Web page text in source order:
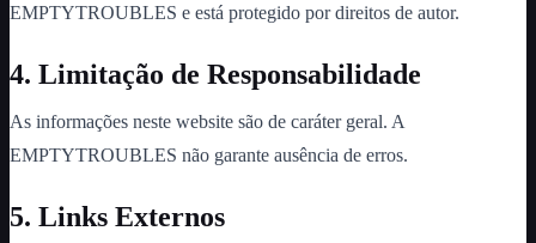
EMPTYTROUBLES e está protegido por direitos de autor.
4. Limitação de Responsabilidade
As informações neste website são de caráter geral. A
EMPTYTROUBLES não garante ausência de erros.
5. Links Externos